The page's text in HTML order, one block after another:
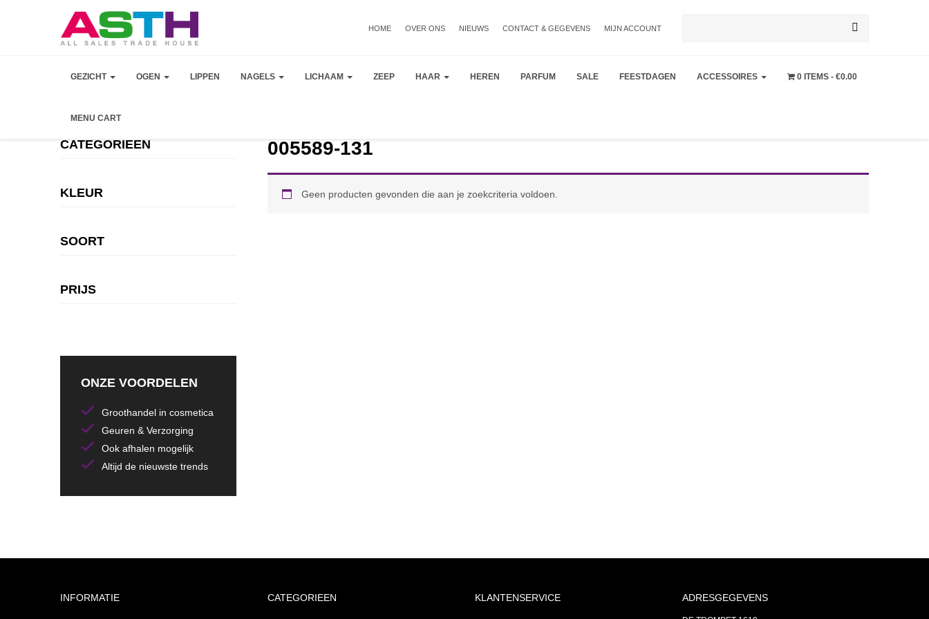
HOME OVER ONS NIEUWS CONTACT & GEGEVENS MIJN ACCOUNT
naar:
GEZICHT OGEN LIPPEN NAGELS LICHAAM ZEEP HAAR HEREN PARFUM SALE FEESTDAGEN ACCESSOIRES 0 ITEMS €0.00
MENU CART
CATEGORIEEN
KLEUR
SOORT
PRIJS
ONZE VOORDELEN
Groothandel in cosmetica
Geuren & Verzorging
Ook afhalen mogelijk
Altijd de nieuwste trends
005589-131
Geen producten gevonden die aan je zoekcriteria voldoen.
INFORMATIE CATEGORIEEN KLANTENSERVICE ADRESGEGEVENS